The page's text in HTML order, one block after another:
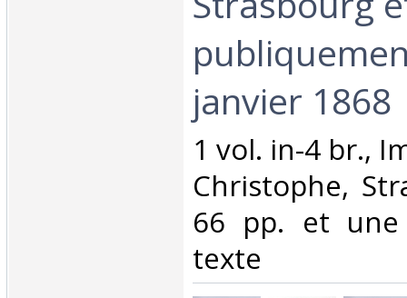
janvier 1868‎
‎1 vol. in-4 br.,
Christophe,
66 pp. et une
texte‎